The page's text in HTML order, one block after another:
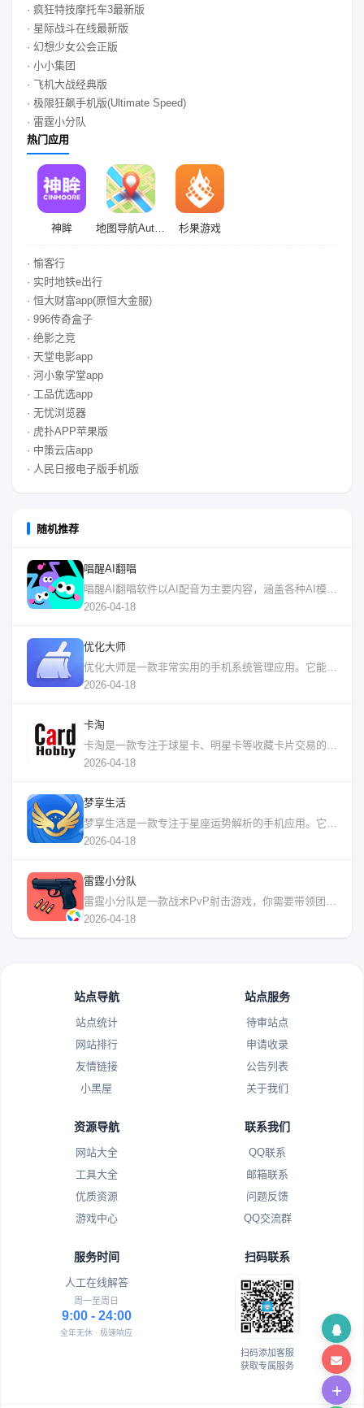
· 疯狂特技摩托车3最新版
· 星际战斗在线最新版
· 幻想少女公会正版
· 小小集团
· 飞机大战经典版
· 极限狂飙手机版(Ultimate Speed)
· 雷霆小分队
热门应用
神眸 地图导航Auto驾驶伴侣 杉果游戏
· 愉客行
· 实时地铁e出行
· 恒大财富app(原恒大金服)
· 996传奇盒子
· 绝影之竞
· 天堂电影app
· 河小象学堂app
· 工品优选app
· 无忧浏览器
· 虎扑APP苹果版
· 中策云店app
· 人民日报电子版手机版
随机推荐
唱醒AI翻唱
唱醒AI翻唱软件以AI配音为主要内容，涵盖各种AI模型内容，用户可以使用软件去选
2026-04-18
优化大师
优化大师是一款非常实用的手机系统管理应用。它能帮你深度清理手机垃圾文件，释放大量
2026-04-18
卡淘
卡淘是一款专注于球星卡、明星卡等收藏卡片交易的手机应用。在这里，无论是篮球、足球
2026-04-18
梦享生活
梦享生活是一款专注于星座运势解析的手机应用。它提供每日、每周、每月的星座运势报告
2026-04-18
雷霆小分队
雷霆小分队是一款战术PvP射击游戏，你需要带领团队取得胜利。游戏里有几十个英雄，
2026-04-18
站点导航
站点统计
网站排行
友情链接
小黑屋
站点服务
待审站点
申请收录
公告列表
关于我们
资源导航
网站大全
工具大全
优质资源
游戏中心
联系我们
QQ联系
邮箱联系
问题反馈
QQ交流群
服务时间
人工在线解答
周一至周日
9:00 - 24:00
全年无休 · 极速响应
扫码联系
扫码添加客服
获取专属服务